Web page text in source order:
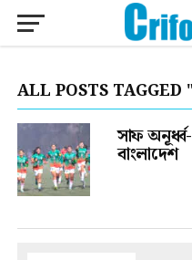
ALL POSTS TAGGED
সাফ
বাংলাদেশ